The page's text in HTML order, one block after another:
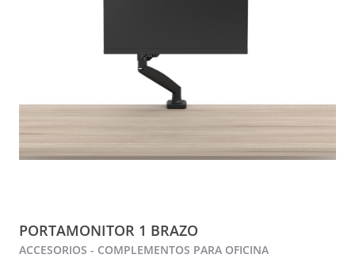
PORTAMONITOR 1 BRAZO
ACCESORIOS - COMPLEMENTOS PARA OFICINA